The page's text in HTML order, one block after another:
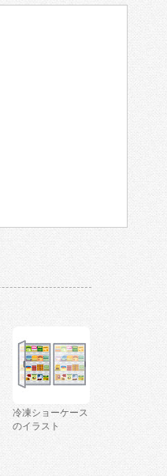
冷凍ショーケース
のイラスト